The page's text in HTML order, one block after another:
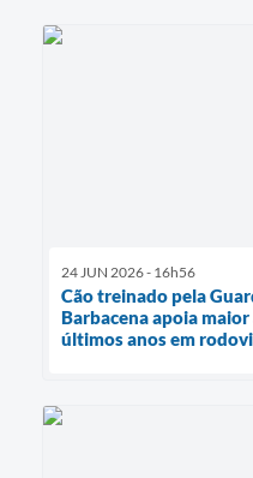
24 JUN 2026 - 16h56
Cão treinado pela
Barbacena apoia
últimos anos em